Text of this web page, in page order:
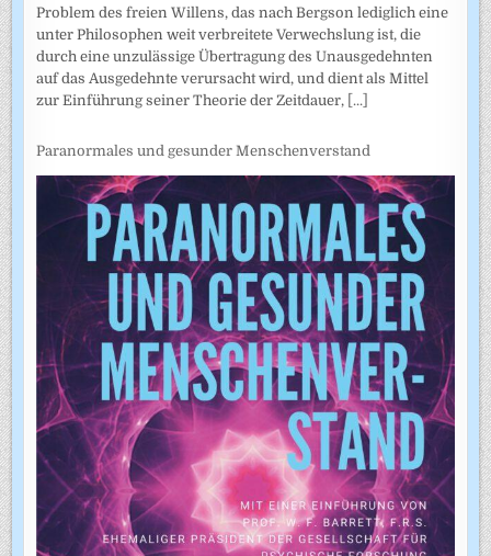
Problem des freien Willens, das nach Bergson lediglich eine
unter Philosophen weit verbreitete Verwechslung ist, die
durch eine unzulässige Übertragung des Unausgedehnten
auf das Ausgedehnte verursacht wird, und dient als Mittel
zur Einführung seiner Theorie der Zeitdauer, [...]
Paranormales und gesunder Menschenverstand